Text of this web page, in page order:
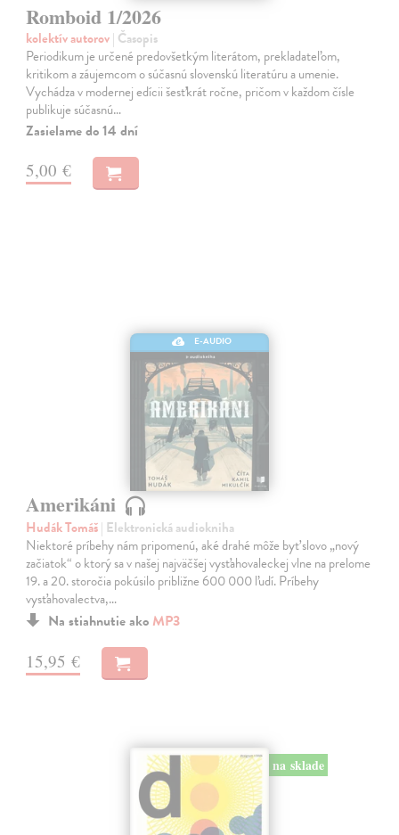
Romboid 1/2026
kolektív autorov| Časopis
Periodikum je určené predovšetkým literátom, prekladateľom,
kritikom a záujemcom o súčasnú slovenskú literatúru a umenie.
Vychádza v modernej edícii šesťkrát ročne, pričom v každom čísle
publikuje súčasnú…
Zasielame do 14 dní
5,00 €
E-AUDIO
Amerikáni
Hudák Tomáš| Elektronická audiokniha
Niektoré príbehy nám pripomenú, aké drahé môže byť slovo „nový
začiatok“ o ktorý sa v našej najväčšej vysťahovaleckej vlne na prelome
19. a 20. storočia pokúsilo približne 600 000 ľudí. Príbehy
vysťahovalectva,…
Na stiahnutie ako MP3
15,95 €
na sklade